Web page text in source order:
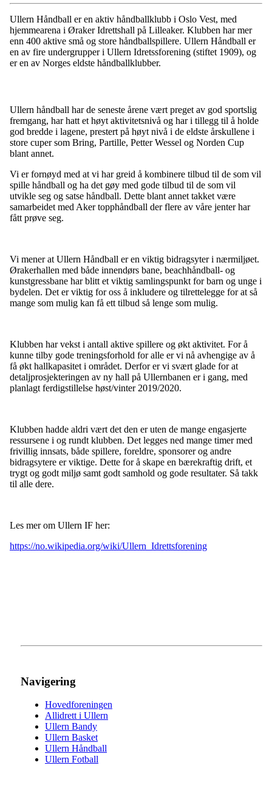
Ullern Håndball er en aktiv håndballklubb i Oslo Vest, med
hjemmearena i Øraker Idrettshall på Lilleaker. Klubben har mer
enn 400 aktive små og store håndballspillere. Ullern Håndball er
en av fire undergrupper i Ullern Idretssforening (stiftet 1909), og
er en av Norges eldste håndballklubber.
Ullern håndball har de seneste årene vært preget av god sportslig
fremgang, har hatt et høyt aktivitetsnivå og har i tillegg til å holde
god bredde i lagene, prestert på høyt nivå i de eldste årskullene i
store cuper som Bring, Partille, Petter Wessel og Norden Cup
blant annet.
Vi er fornøyd med at vi har greid å kombinere tilbud til de som vil
spille håndball og ha det gøy med gode tilbud til de som vil
utvikle seg og satse håndball. Dette blant annet takket være
samarbeidet med Aker topphåndball der flere av våre jenter har
fått prøve seg.
Vi mener at Ullern Håndball er en viktig bidragsyter i nærmiljøet.
Ørakerhallen med både innendørs bane, beachhåndball- og
kunstgressbane har blitt et viktig samlingspunkt for barn og unge i
bydelen. Det er viktig for oss å inkludere og tilrettelegge for at så
mange som mulig kan få ett tilbud så lenge som mulig.
Klubben har vekst i antall aktive spillere og økt aktivitet. For å
kunne tilby gode treningsforhold for alle er vi nå avhengige av å
få økt hallkapasitet i området. Derfor er vi svært glade for at
detaljprosjekteringen av ny hall på Ullernbanen er i gang, med
planlagt ferdigstillelse høst/vinter 2019/2020.
Klubben hadde aldri vært det den er uten de mange engasjerte
ressursene i og rundt klubben. Det legges ned mange timer med
frivillig innsats, både spillere, foreldre, sponsorer og andre
bidragsytere er viktige. Dette for å skape en bærekraftig drift, et
trygt og godt miljø samt godt samhold og gode resultater. Så takk
til alle dere.
Les mer om Ullern IF her:
https://no.wikipedia.org/wiki/Ullern_Idrettsforening
Navigering
Hovedforeningen
Allidrett i Ullern
Ullern Bandy
Ullern Basket
Ullern Håndball
Ullern Fotball